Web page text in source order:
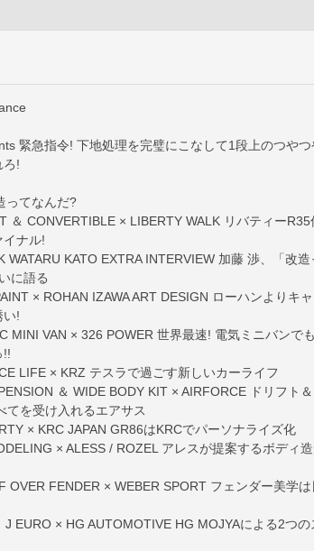
緊急指令! 下地処理を完璧にこなして1段上のつやつ
ろ!
ってなんだ?
＆ CONVERTIBLE × LIBERTY WALK リバティーR35
イナル!
WATARU KATO EXTRA INTERVIEW 加藤 渉、「改造
に語る
× ROHAN IZAWA ART DESIGN ローハンよりキ
い!
MINI VAN × 326 POWER 世界最速! 電気ミニバンで
!!
LIFE × KRZ テスラで過ごす新しいカーライフ
＆ WIDE BODY KIT × AIRFORCE ドリフト
てを受け入れるエアサス
× KRC JAPAN GR86はKRCでパーソナライズ化
× ALESS / ROZEL アレスが提案するボディ
OVER FENDER × WEBER SPORT フェンダー美学は
J EURO × HG AUTOMOTIVE HG MOJYAによる2つの